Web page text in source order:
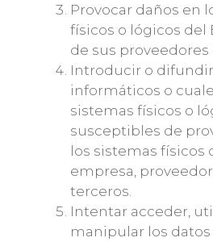
Provocar daños en
físicos o lógicos del
de sus proveedores
Introducir o
informáticos o
sistemas físicos o
susceptibles de
los sistemas físicos
empresa,
terceros.
Intentar acceder,
manipular los